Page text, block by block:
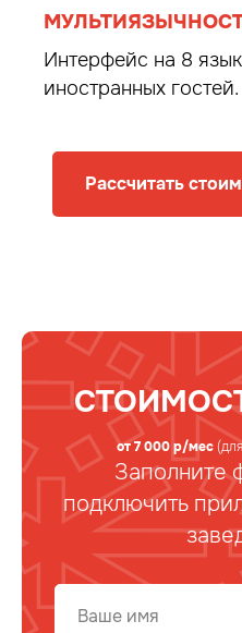
Интерфейс на 8
иностранных гостей.
Рассчитать
от 7 000 р/мес
Заполните
подключить